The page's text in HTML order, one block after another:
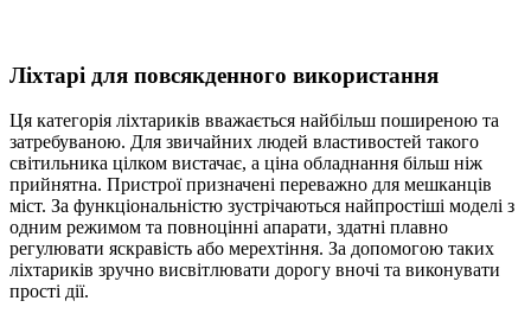
Ліхтарі для повсякденного використання
Ця категорія ліхтариків вважається найбільш поширеною та
затребуваною. Для звичайних людей властивостей такого
світильника цілком вистачає, а ціна обладнання більш ніж
прийнятна. Пристрої призначені переважно для мешканців
міст. За функціональністю зустрічаються найпростіші моделі з
одним режимом та повноцінні апарати, здатні плавно
регулювати яскравість або мерехтіння. За допомогою таких
ліхтариків зручно висвітлювати дорогу вночі та виконувати
прості дії.